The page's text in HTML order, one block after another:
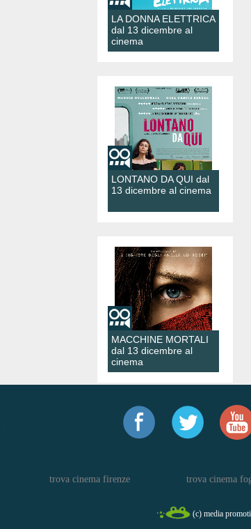
LA DONNA ELETTRICA
dal 13 dicembre al
cinema
LONTANO DA QUI dal
13 dicembre al cinema
MACCHINE MORTALI
dal 13 dicembre al
cinema
trova cinema firenze trova cinema
(c) media